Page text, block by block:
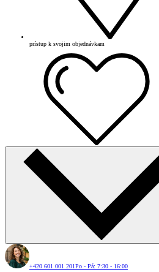
prístup k svojim objednávkam
+420 601 001 201Po - Pá: 7:30 - 16:00